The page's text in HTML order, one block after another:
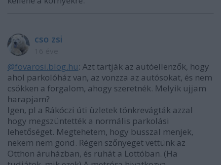
cso zsi
@fovarosi.blog.hu: Azt tartják az autóellenzők, hogy
ahol parkolóház van, az vonzza az autósokat, és nem
csökken a forgalom, ahogy szeretnék. Melyik ujjam
harapjam?
Igen, pl a Rákóczi úti üzletek tönkrevágták azzal
hogy megszüntették a normális parkolási
lehetőséget. Megtehetem, hogy busszal menjek,
nekem nem gond. Régen szőnyeget vettünk az
Otthon áruházban, és ruhát a Lottóban. (Ha